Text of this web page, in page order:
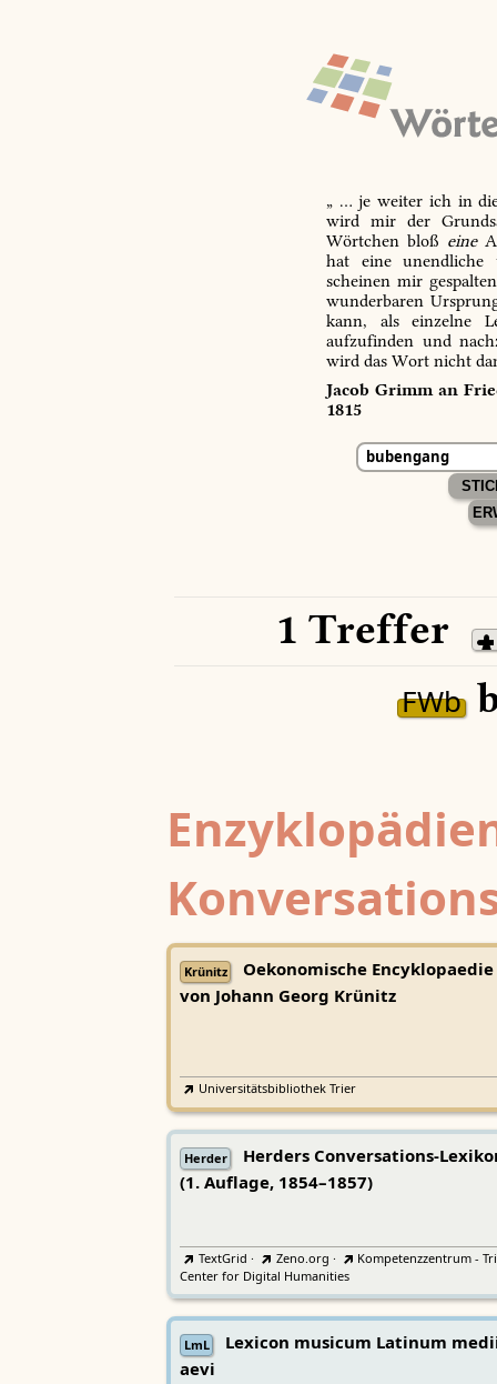
„ … je weiter ich in
wird mir der
Wörtchen bloß eine
hat eine unendliche
scheinen mir
wunderbaren
kann, als einzelne
aufzufinden und
wird das Wort nicht
Jacob Grimm an
1815
1 Treffer
FWb
Krünitz
Oekonomische Encyklopaedie
von Johann Georg Krünitz
Universitätsbibliothek Trier
Herder
Herders Conversations-
(1. Auflage, 1854–1857)
TextGrid · Zeno.org ·
Kompetenzzentrum -
Center for Digital Humanities
LmL
Lexicon musicum Latinum
aevi